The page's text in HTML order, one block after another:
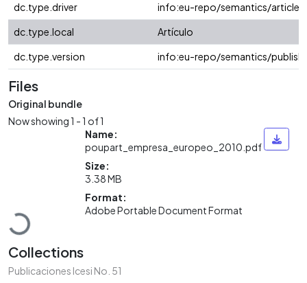
dc.type.driver
info:eu-repo/semantics/article
dc.type.local
Artículo
dc.type.version
info:eu-repo/semantics/
Files
Original bundle
Now showing1 - 1 of 1
Loading...
Name:
poupart_empresa_europeo_2010.pdf
Size:
3.38 MB
Format:
Adobe Portable Document Format
Collections
Publicaciones Icesi No. 51